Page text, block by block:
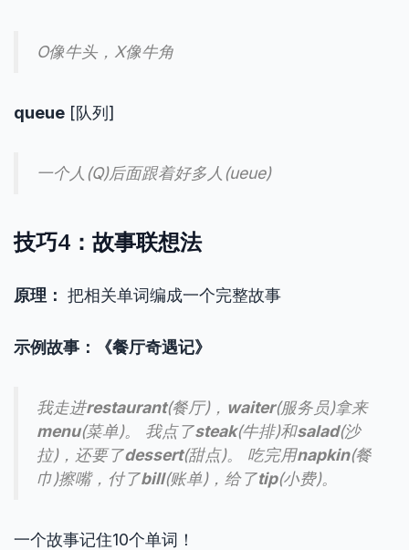
O像牛头，X像牛角
queue [队列]
一个人(Q)后面跟着好多人(ueue)
技巧4：故事联想法
原理： 把相关单词编成一个完整故事
示例故事：《餐厅奇遇记》
我走进restaurant(餐厅)， waiter(服务员)拿来
menu(菜单)。 我点了steak(牛排)和salad(沙
拉)，还要了dessert(甜点)。 吃完用napkin(餐
巾)擦嘴，付了bill(账单)，给了tip(小费)。
一个故事记住10个单词！